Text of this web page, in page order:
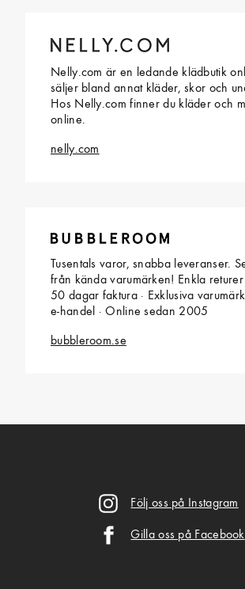
Nelly.com är en ledande klädbutik
säljer bland annat kläder, skor och
Hos Nelly.com finner du kläder och
online.
nelly.com
Tusentals varor, snabba leveranser.
från kända varumärken! Enkla returer
50 dagar faktura · Exklusiva
e-handel · Online sedan 2005
bubbleroom.se
Följ oss på Instagram
Gilla oss på Facebook